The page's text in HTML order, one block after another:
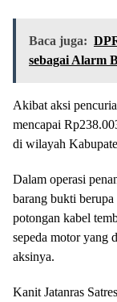
Baca juga:
sebagai Alarm
Akibat aksi
mencapai
di wilayah
Dalam operasi
barang bukti
potongan kabel
sepeda motor yang
aksinya.
Kanit Jatanras